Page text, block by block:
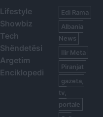
Lifestyle
Showbiz
Tech
Shëndetësi
Argetim
Enciklopedi
Edi Rama
Albania
News
Ilir Meta
Piranjat
gazeta,
tv,
portale